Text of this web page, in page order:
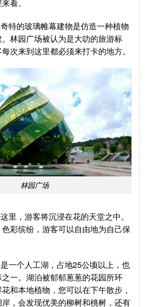
看。
特的玻璃帷幕建物是仿造一种植物
林园广场被认为是大叻的旅游标
次来到这里都必须来打卡的地方。
林园广场
里，游客将沉浸在花的天堂之中。
彩缤纷，游客可以自由地为自己保
一个人工湖，占地25公顷以上，也
一。湖泊被郁郁葱葱的花园所环
和本地植物，您可以在下午散步，
，会发现优美的柳树和桃树，还有